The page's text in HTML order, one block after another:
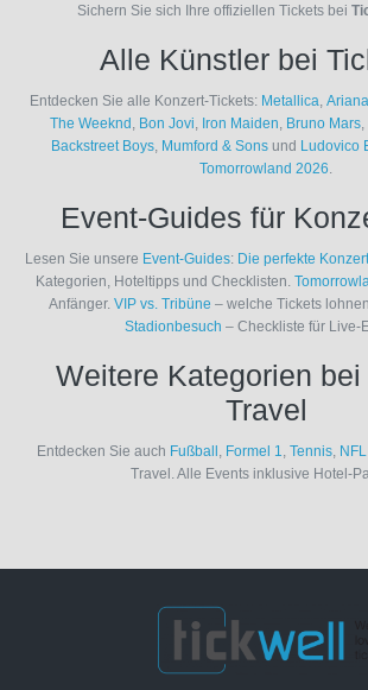
Sichern Sie sich Ihre offiziellen Tickets bei
Alle Künstler bei
Entdecken Sie alle Konzert-Tickets: Metallica
The Weeknd Bon Jovi Iron Maiden Bruno Mars,
Backstreet Boys Mumford & Sons und Ludovico
Tomorrowland 2026
Event-Guides für
Lesen Sie unsere Event-Guides: Die perfekte
Kategorien, Hoteltipps und Checklisten.
Anfänger. VIP vs. Tribüne – welche Tickets
Stadionbesuch – Checkliste für Live-
Weitere Kategorien bei
Travel
Entdecken Sie auch Fußball Formel 1 Tennis NFL
Travel. Alle Events inklusive Hotel-